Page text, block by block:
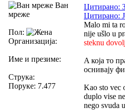
Ван
мреже
Пол:
Организација:
Име и презиме:
Струка:
Поруке: 7.477
Цитирано:
Цитирано:
Malo mi ta
nije ušlo u
steknu
A која то
оснивају
Kao sto vec
duplo vise
nego svuda